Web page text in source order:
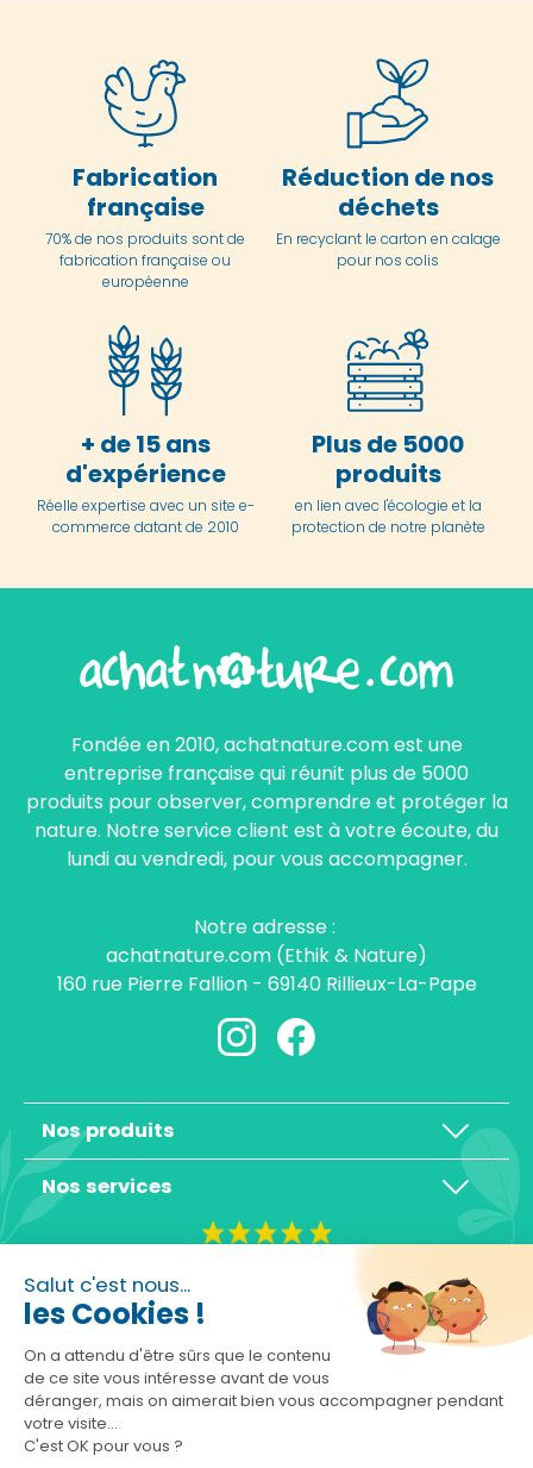
Salut c'est nous...
les Cookies !
On a attendu d'être sûrs que le contenu
de ce site vous intéresse avant de vous
déranger, mais on aimerait bien vous accompagner pendant
votre visite...
C'est OK pour vous ?
Fabrication
française
70% de nos produits sont de
fabrication française ou
européenne
Réduction de nos
déchets
En recyclant le carton en calage
pour nos colis
+ de 15 ans
d'expérience
Réelle expertise avec un site e-
commerce datant de 2010
Plus de 5000
produits
en lien avec l'écologie et la
protection de notre planète
Fondée en 2010, achatnature.com est une
entreprise française qui réunit plus de 5000
produits pour observer, comprendre et protéger la
nature. Notre service client est à votre écoute, du
lundi au vendredi, pour vous accompagner.
Notre adresse :
achatnature.com (Ethik & Nature)
160 rue Pierre Fallion - 69140 Rillieux-La-Pape
Nos produits
Nos services